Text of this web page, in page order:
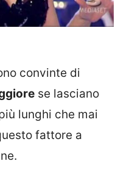
convinte di
se lasciano
lunghi che mai
fattore a